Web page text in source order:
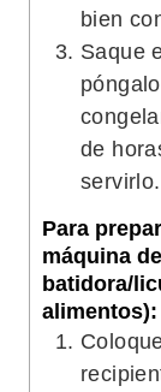
bien
Saque
de
servirlo.
Para
máquina
batidora/
alimentos):